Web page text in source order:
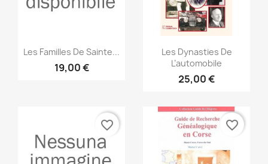
Anteprima
Les Familles De Sainte...
19,00 €
 Anteprima
Les Dynasties De
L’automobile
25,00 €
favorite_border favorite_border